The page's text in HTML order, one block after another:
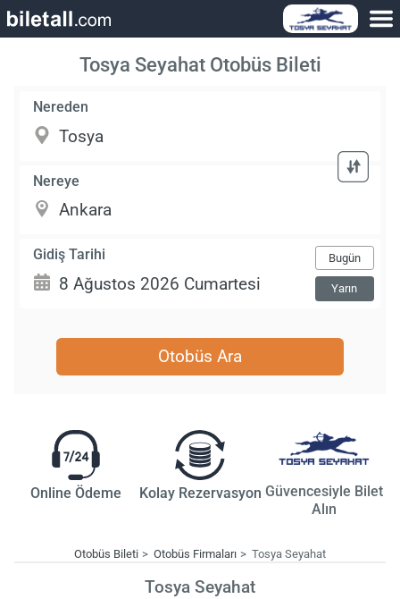
Tosya Seyahat Otobüs Bileti
Nereden
Nereye
Gidiş Tarihi Bugün
Yarın
Otobüs Ara
Online Ödeme Kolay Rezervasyon Güvencesiyle Bilet
Alın
Otobüs Bileti Otobüs Firmaları Tosya Seyahat
Tosya Seyahat